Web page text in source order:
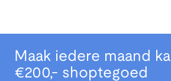
Maak iedere maand
€200,- shoptegoed